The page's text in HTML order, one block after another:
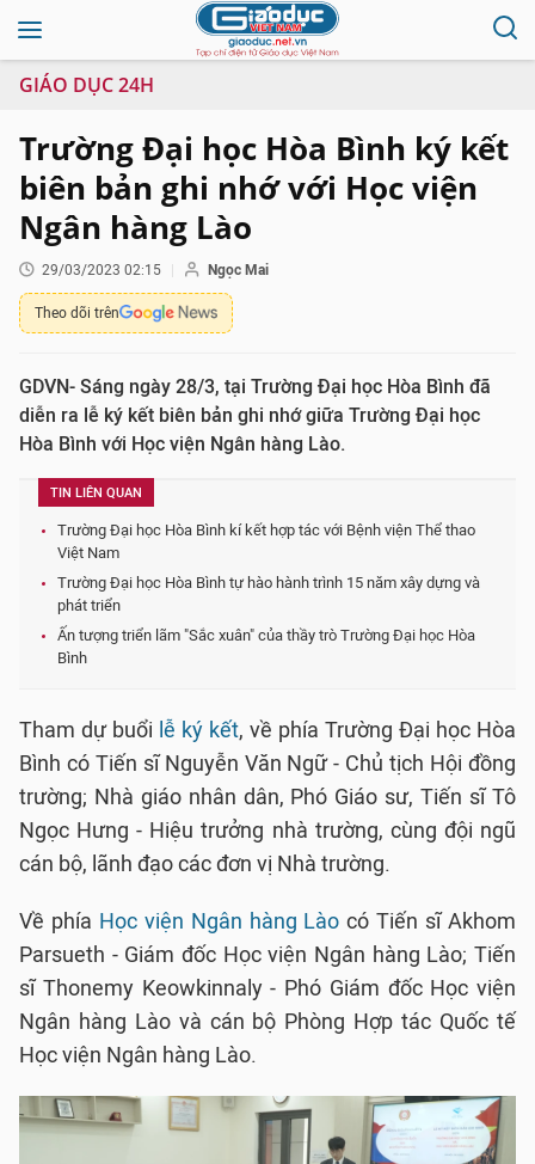
GIÁO DỤC 24H
Trường Đại học Hòa Bình ký kết
biên bản ghi nhớ với Học viện
Ngân hàng Lào
29/03/2023 02:15 Ngọc Mai
Theo dõi trên
GDVN- Sáng ngày 28/3, tại Trường Đại học Hòa Bình đã
diễn ra lễ ký kết biên bản ghi nhớ giữa Trường Đại học
Hòa Bình với Học viện Ngân hàng Lào.
TIN LIÊN QUAN
Trường Đại học Hòa Bình kí kết hợp tác với Bệnh viện Thể thao
Việt Nam
Trường Đại học Hòa Bình tự hào hành trình 15 năm xây dựng và
phát triển
Ấn tượng triển lãm "Sắc xuân" của thầy trò Trường Đại học Hòa
Bình
Tham dự buổi lễ ký kết, về phía Trường Đại học Hòa
Bình có Tiến sĩ Nguyễn Văn Ngữ - Chủ tịch Hội đồng
trường; Nhà giáo nhân dân, Phó Giáo sư, Tiến sĩ Tô
Ngọc Hưng - Hiệu trưởng nhà trường, cùng đội ngũ
cán bộ, lãnh đạo các đơn vị Nhà trường.
Về phía Học viện Ngân hàng Làocó Tiến sĩ Akhom
Parsueth - Giám đốc Học viện Ngân hàng Lào; Tiến
sĩ Thonemy Keowkinnaly - Phó Giám đốc Học viện
Ngân hàng Lào và cán bộ Phòng Hợp tác Quốc tế
Học viện Ngân hàng Lào.